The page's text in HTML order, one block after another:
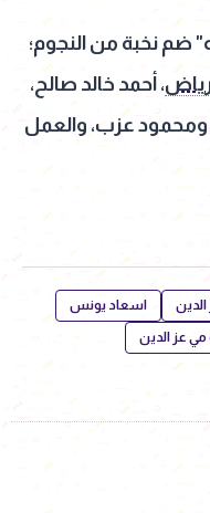
ضم نخبة من النجوم؛
، أحمد خالد صالح،
ومحمود عزب، والعمل
اسعاد يونس
مي عز الدين